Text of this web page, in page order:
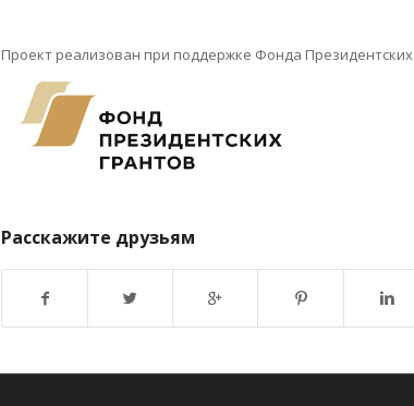
Проект реализован при поддержке Фонда Президентских
Расскажите друзьям